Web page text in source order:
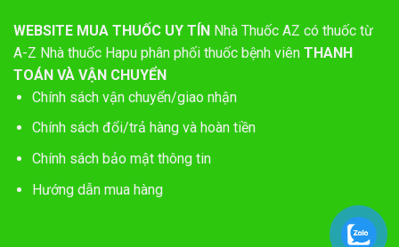
WEBSITE MUA THUỐC UY TÍN Nhà Thuốc AZ có thuốc từ
A-Z Nhà thuốc Hapu phân phối thuốc bệnh viên THANH
TOÁN VÀ VẬN CHUYỂN
Chính sách vận chuyển/giao nhận
Chính sách đổi/trả hàng và hoàn tiền
Chính sách bảo mật thông tin
Hướng dẫn mua hàng